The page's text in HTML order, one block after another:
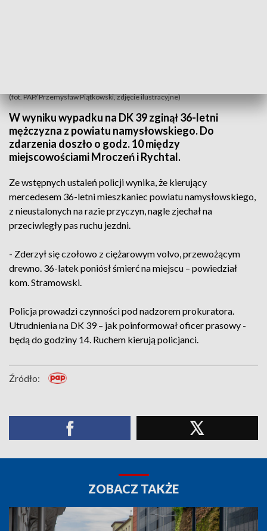
(fot. PAP/ Przemysław Piątkowski, zdjęcie ilustracyjne)
W wyniku wypadku na DK 39 zginął 36-letni
mężczyzna z powiatu namysłowskiego. Do
zdarzenia doszło o godz. 10 między
miejscowościami Mroczeń i Rychtal.
Ze wstępnych ustaleń policji wynika, że kierujący
mercedesem 36-letni mieszkaniec powiatu namysłowskiego,
z nieustalonych na razie przyczyn, nagle zjechał na
przeciwległy pas ruchu jezdni.
- Zderzył się czołowo z ciężarowym volvo, przewożącym
drewno. 36-latek poniósł śmierć na miejscu – powiedział
kom. Stramowski.
Policja prowadzi czynności pod nadzorem prokuratora.
Utrudnienia na DK 39 – jak poinformował oficer prasowy -
będą do godziny 14. Ruchem kierują policjanci.
Źródło:
ZOBACZ TAKŻE